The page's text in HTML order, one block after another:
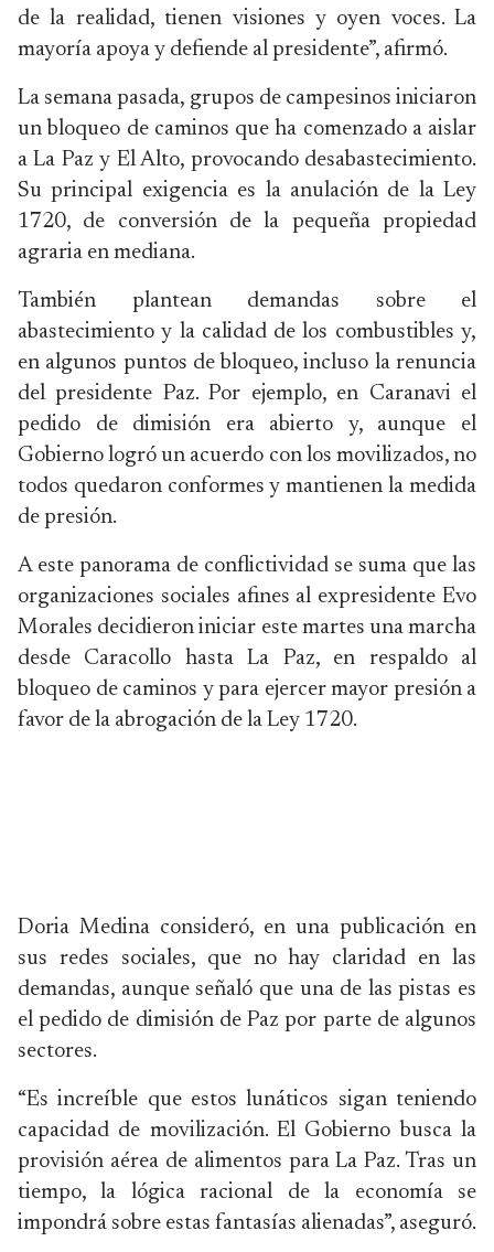
de la realidad, tienen visiones y oyen voces. La
mayoría apoya y defiende al presidente”, afirmó.
La semana pasada, grupos de campesinos iniciaron
un bloqueo de caminos que ha comenzado a aislar
a La Paz y El Alto, provocando desabastecimiento.
Su principal exigencia es la anulación de la Ley
1720, de conversión de la pequeña propiedad
agraria en mediana.
También plantean demandas sobre el
abastecimiento y la calidad de los combustibles y,
en algunos puntos de bloqueo, incluso la renuncia
del presidente Paz. Por ejemplo, en Caranavi el
pedido de dimisión era abierto y, aunque el
Gobierno logró un acuerdo con los movilizados, no
todos quedaron conformes y mantienen la medida
de presión.
A este panorama de conflictividad se suma que las
organizaciones sociales afines al expresidente Evo
Morales decidieron iniciar este martes una marcha
desde Caracollo hasta La Paz, en respaldo al
bloqueo de caminos y para ejercer mayor presión a
favor de la abrogación de la Ley 1720.
Doria Medina consideró, en una publicación en
sus redes sociales, que no hay claridad en las
demandas, aunque señaló que una de las pistas es
el pedido de dimisión de Paz por parte de algunos
sectores.
“Es increíble que estos lunáticos sigan teniendo
capacidad de movilización. El Gobierno busca la
provisión aérea de alimentos para La Paz. Tras un
tiempo, la lógica racional de la economía se
impondrá sobre estas fantasías alienadas”, aseguró.